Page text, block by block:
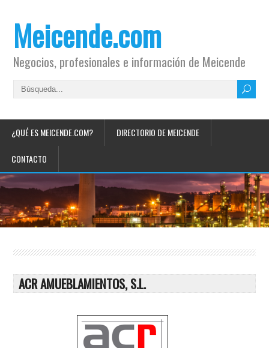
Meicende.com
Negocios, profesionales e información de Meicende
¿QUÉ ES MEICENDE.COM? DIRECTORIO DE MEICENDE
CONTACTO
ACR AMUEBLAMIENTOS, S.L.